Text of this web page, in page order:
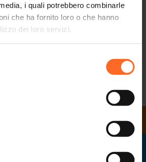
i quali potrebbero combinarle
che ha fornito loro o che hanno
dei loro servizi.